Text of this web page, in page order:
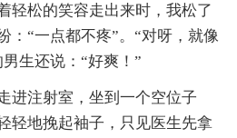
轻松的笑容走出来时，我松了
：“一点都不疼”。“对呀，就像
生还说：“好爽！”
进注射室，坐到一个空位子
轻地挽起袖子，只见医生先拿